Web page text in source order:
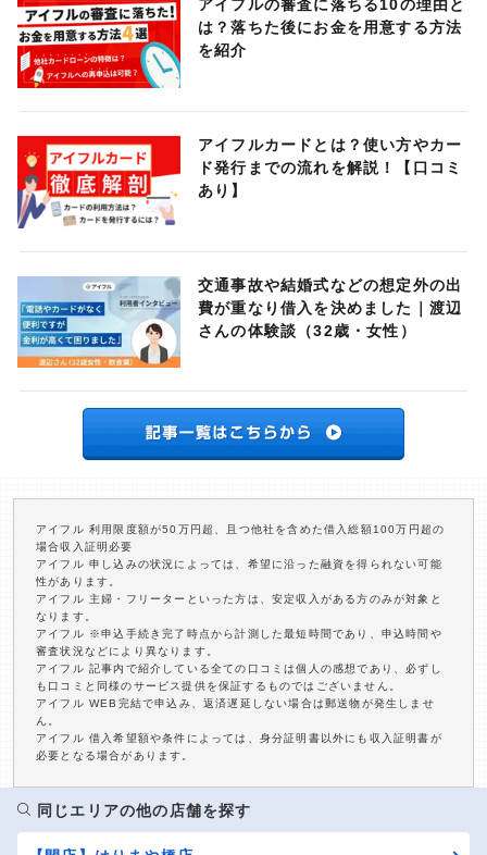
アイフルの審査に落ちる10の理由と
は？落ちた後にお金を用意する方法
を紹介
アイフルカードとは？使い方やカー
ド発行までの流れを解説！【口コミ
あり】
交通事故や結婚式などの想定外の出
費が重なり借入を決めました｜渡辺
さんの体験談（32歳・女性）
アイフル 利用限度額が50万円超、且つ他社を含めた借入総額100万円超の
場合収入証明必要
アイフル 申し込みの状況によっては、希望に沿った融資を得られない可能
性があります。
アイフル 主婦・フリーターといった方は、安定収入がある方のみが対象と
なります。
アイフル ※申込手続き完了時点から計測した最短時間であり、申込時間や
審査状況などにより異なります。
アイフル 記事内で紹介している全ての口コミは個人の感想であり、必ずし
も口コミと同様のサービス提供を保証するものではございません。
アイフル WEB完結で申込み、返済遅延しない場合は郵送物が発生しませ
ん。
アイフル 借入希望額や条件によっては、身分証明書以外にも収入証明書が
必要となる場合があります。
同じエリアの他の店舗を探す